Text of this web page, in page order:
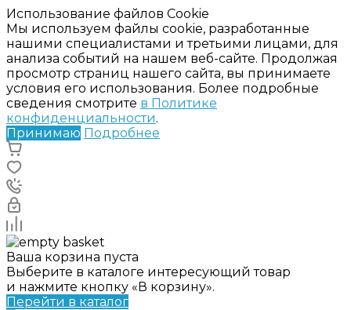
Использование файлов Cookie
Мы используем файлы cookie, разработанные
нашими специалистами и третьими лицами, для
анализа событий на нашем веб-сайте. Продолжая
просмотр страниц нашего сайта, вы принимаете
условия его использования. Более подробные
сведения смотрите в Политике
конфиденциальности.
Принимаю Подробнее
Ваша корзина пуста
Выберите в каталоге интересующий товар
и нажмите кнопку «В корзину».
Перейти в каталог